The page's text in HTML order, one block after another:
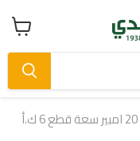
عرض
سلة